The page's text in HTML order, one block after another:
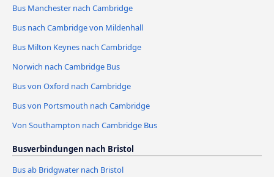
Bus Manchester nach Cambridge
Bus nach Cambridge von Mildenhall
Bus Milton Keynes nach Cambridge
Norwich nach Cambridge Bus
Bus von Oxford nach Cambridge
Bus von Portsmouth nach Cambridge
Von Southampton nach Cambridge Bus
Busverbindungen nach Bristol
Bus ab Bridgwater nach Bristol